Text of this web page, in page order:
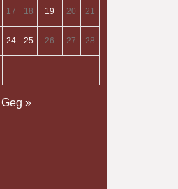
17 18 19 20 21
24 25 26 27 28
Geg »